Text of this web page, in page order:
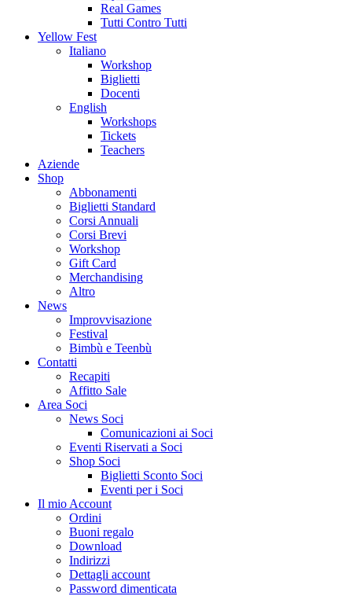
Real Games
Tutti Contro Tutti
Yellow Fest
Italiano
Workshop
Biglietti
Docenti
English
Workshops
Tickets
Teachers
Aziende
Shop
Abbonamenti
Biglietti Standard
Corsi Annuali
Corsi Brevi
Workshop
Gift Card
Merchandising
Altro
News
Improvvisazione
Festival
Bimbù e Teenbù
Contatti
Recapiti
Affitto Sale
Area Soci
News Soci
Comunicazioni ai Soci
Eventi Riservati a Soci
Shop Soci
Biglietti Sconto Soci
Eventi per i Soci
Il mio Account
Ordini
Buoni regalo
Download
Indirizzi
Dettagli account
Password dimenticata